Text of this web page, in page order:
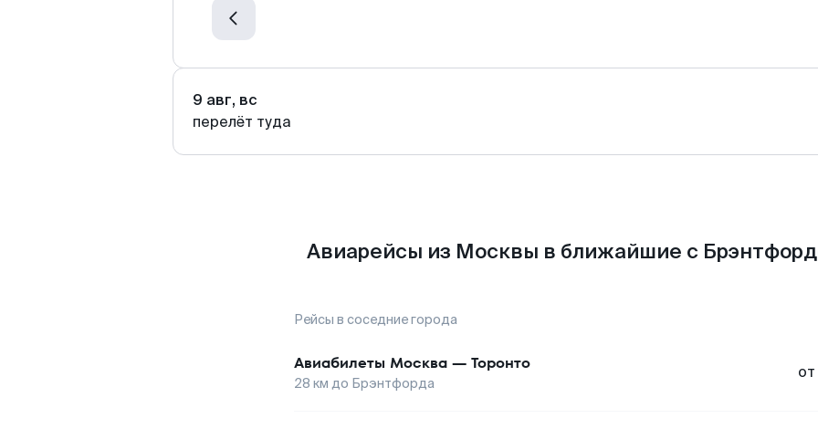
9 авг, вс
перелёт туда
Авиарейсы из Москвы в ближайшие с
Рейсы в соседние города
Авиабилеты Москва — Торонто
28 км до Брэнтфорда
от